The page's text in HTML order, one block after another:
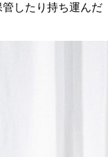
したり持ち運んだ